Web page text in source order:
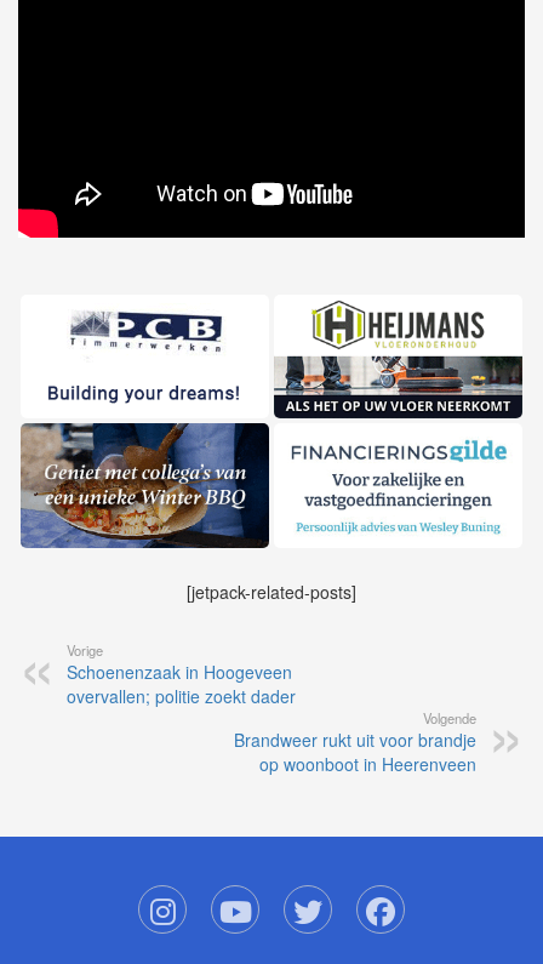
[jetpack-related-posts]
Vorige
Schoenenzaak in Hoogeveen
overvallen; politie zoekt dader
Volgende
Brandweer rukt uit voor brandje
op woonboot in Heerenveen